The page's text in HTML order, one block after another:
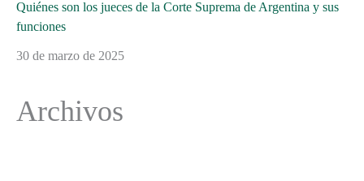
Quiénes son los jueces de la Corte Suprema de Argentina y sus
funciones
30 de marzo de 2025
Archivos